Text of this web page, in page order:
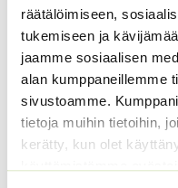
räätälöimiseen,
tukemiseen ja
jaamme sosiaalisen
alan kumppaneillemme
sivustoamme.
tietoja muihin tietoihin,
kerätty, kun olet